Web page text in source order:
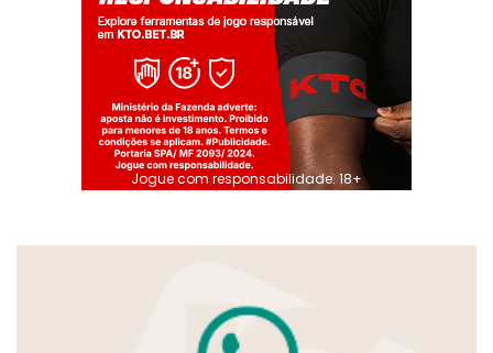
Jogue com responsabilidade. 18+